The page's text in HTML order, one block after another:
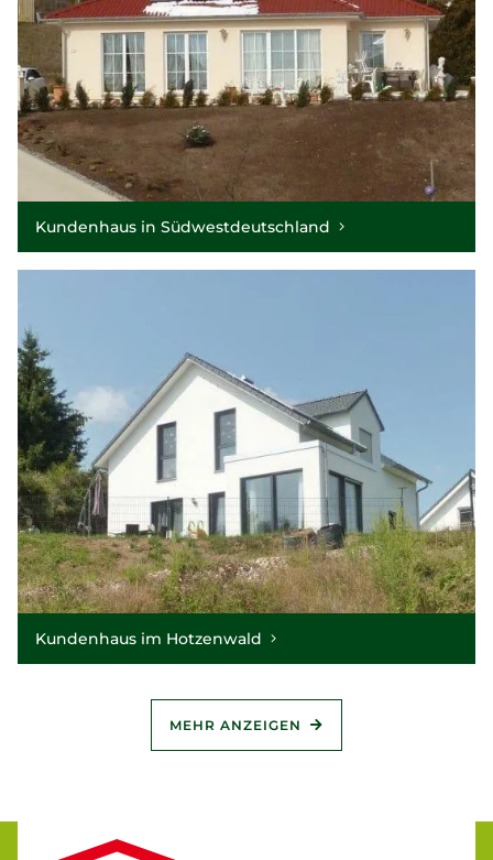
Kundenhaus in Südwestdeutschland
Kundenhaus im Hotzenwald
MEHR ANZEIGEN